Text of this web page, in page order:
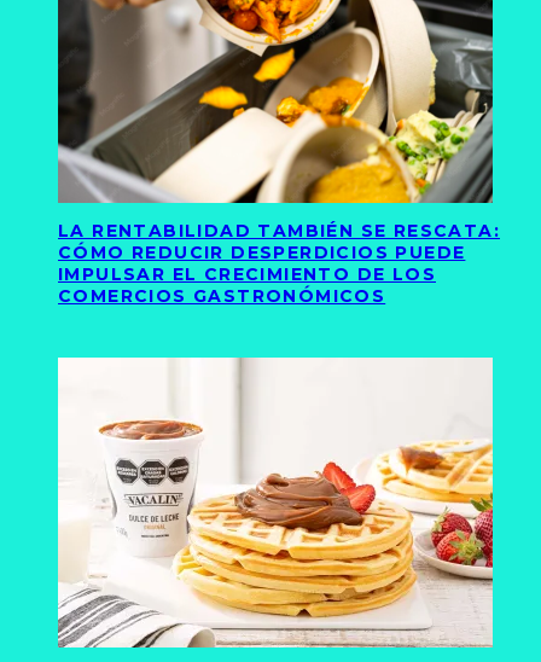
LA RENTABILIDAD TAMBIÉN SE RESCATA:
CÓMO REDUCIR DESPERDICIOS PUEDE
IMPULSAR EL CRECIMIENTO DE LOS
COMERCIOS GASTRONÓMICOS